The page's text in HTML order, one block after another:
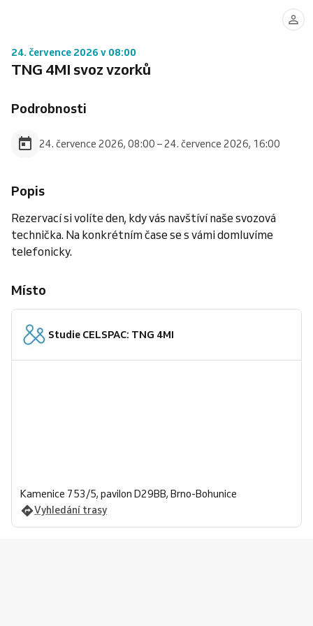
24. července 2026 v 08:00
TNG 4MI svoz vzorků
Podrobnosti
24. července 2026, 08:00 – 24. července 2026, 16:00
Popis
Rezervací si volíte den, kdy vás navštíví naše svozová
technička. Na konkrétním čase se s vámi domluvíme
telefonicky.
Místo
Studie CELSPAC: TNG 4MI
Kamenice 753/5, pavilon D29BB, Brno-Bohunice
Vyhledání trasy